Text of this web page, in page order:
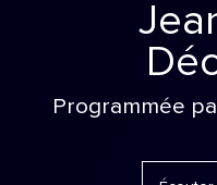
Programmée